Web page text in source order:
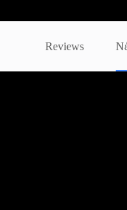
Reviews